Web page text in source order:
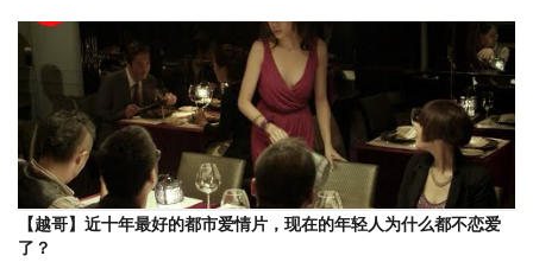
【越哥】近十年最好的都市爱情片，现在的年轻人为什么都不恋爱
了？